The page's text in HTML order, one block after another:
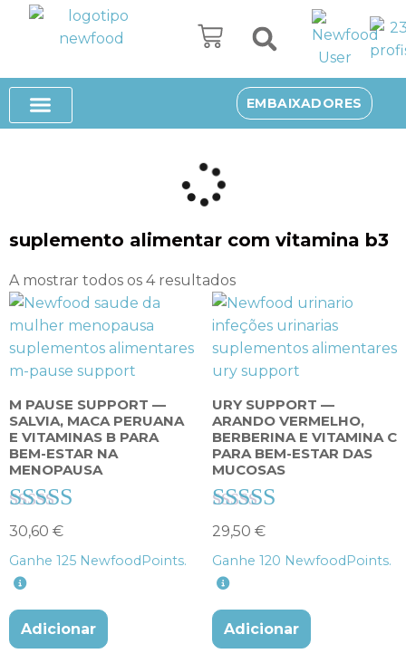
Avançar
conteúdo
EMBAIXADORES
suplemento alimentar com vitamina b3
A mostrar todos os 4 resultados
M PAUSE SUPPORT —
SALVIA, MACA PERUANA
E VITAMINAS B PARA
BEM-ESTAR NA
MENOPAUSA
Avaliação
4.33
de 5
30,60 €
Ganhe 125 NewfoodPoints.
Adicionar
URY SUPPORT —
ARANDO VERMELHO,
BERBERINA E VITAMINA C
PARA BEM-ESTAR DAS
MUCOSAS
Avaliação
4.33
de 5
29,50 €
Ganhe 120 NewfoodPoints.
Adicionar